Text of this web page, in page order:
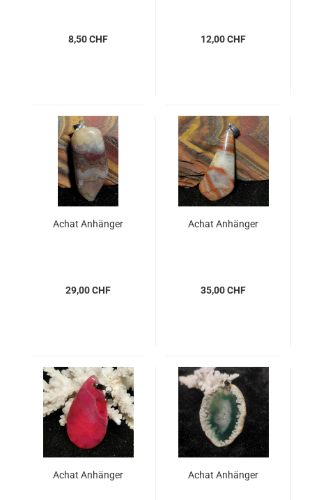
8,50 CHF 12,00 CHF
Achat Anhänger
29,00 CHF
Achat Anhänger
35,00 CHF
Achat Anhänger Achat Anhänger